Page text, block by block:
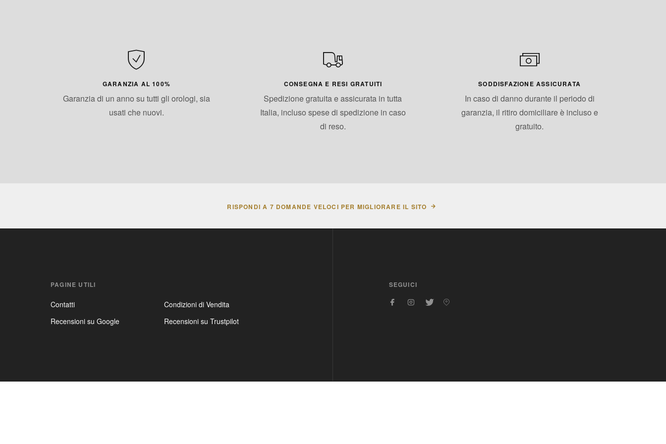
GARANZIA AL 100%
Garanzia di un anno su tutti gli orologi, sia
usati che nuovi.
CONSEGNA E RESI GRATUITI
Spedizione gratuita e assicurata in tutta
Italia, incluso spese di spedizione in caso
di reso.
SODDISFAZIONE ASSICURATA
In caso di danno durante il periodo di
garanzia, il ritiro domiciliare è incluso e
gratuito.
RISPONDI A 7 DOMANDE VELOCI PER MIGLIORARE IL SITO
PAGINE UTILI
Contatti
Condizioni di Vendita
Recensioni su Google
Recensioni su Trustpilot
SEGUICI